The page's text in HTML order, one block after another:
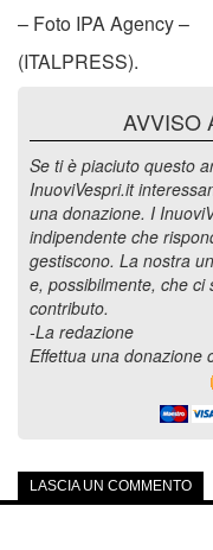
– Foto IPA Agency –
(ITALPRESS).
AVVISO
Se ti è piaciuto questo
InuoviVespri.it
una donazione. I
indipendente che
gestiscono. La nostra
e, possibilmente, che
contributo.
-La redazione
Effettua una donazione
LASCIA UN COMMENTO